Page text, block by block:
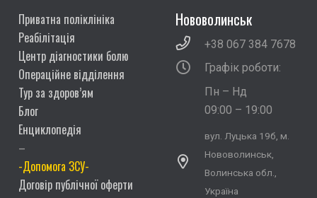
Приватна поліклініка
Реабілітація
Центр діагностики болю
Операційне відділення
Тур за здоров’ям
Блог
Енциклопедія
–
-Допомога ЗСУ-
Договір публічної оферти
Нововолинськ
+38 067 384 7678
Графік роботи:
Пн – Нд
09:00 – 19:00
вул. Луцька 19б, м.
Нововолинськ,
Волинська обл.,
Україна